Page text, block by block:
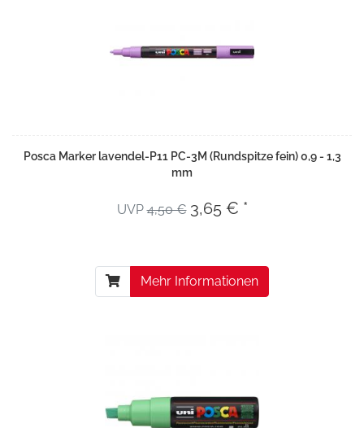
Posca Marker lavendel-P11 PC-3M (Rundspitze fein) 0,9 - 1,3
mm
UVP4,50 € 3,65 € *
Mehr Informationen